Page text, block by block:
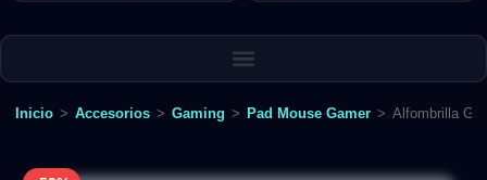
Inicio > Accesorios > Gaming > Pad Mouse Gamer > Alfombrilla